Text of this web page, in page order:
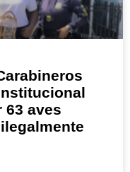
63 aves